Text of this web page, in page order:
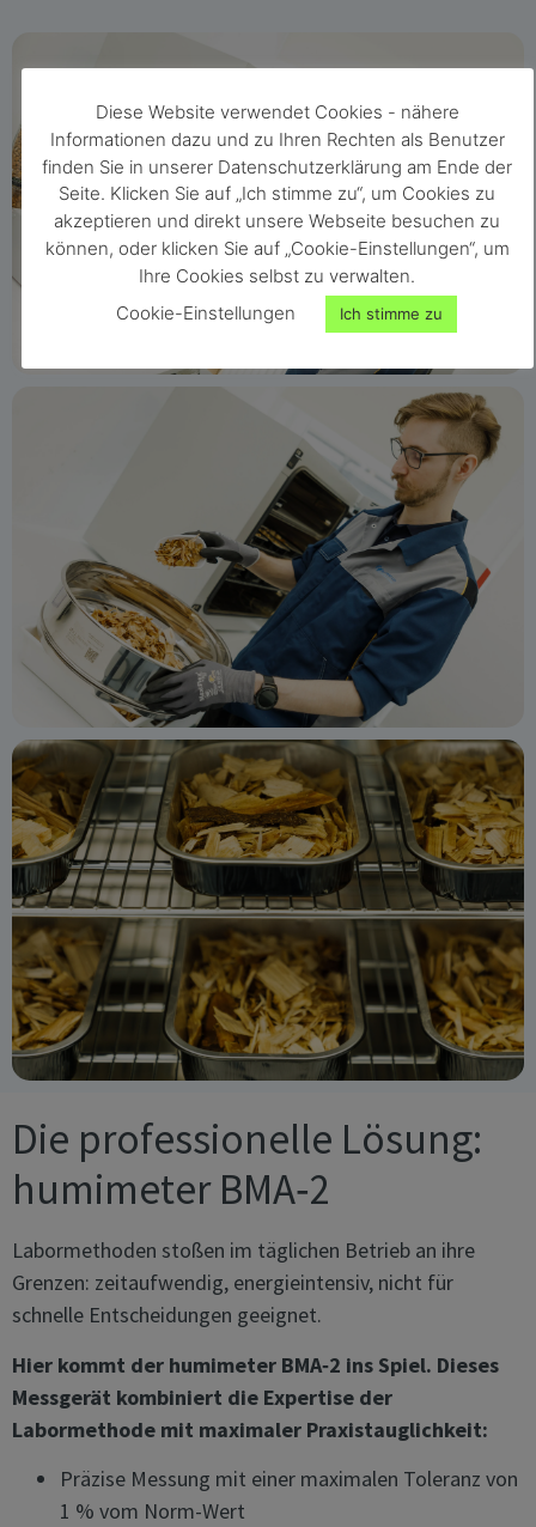
Die professionelle Lösung:
humimeter BMA‑2
Labormethoden stoßen im täglichen Betrieb an ihre
Grenzen: zeitaufwendig, energieintensiv, nicht für
schnelle Entscheidungen geeignet.
Hier kommt der humimeter BMA‑2 ins Spiel. Dieses
Messgerät kombiniert die Expertise der
Labormethode mit maximaler Praxistauglichkeit:
Präzise Messung mit einer maximalen Toleranz von
1 % vom Norm-Wert
Diese Website verwendet Cookies - nähere
Informationen dazu und zu Ihren Rechten als Benutzer
finden Sie in unserer Datenschutzerklärung am Ende der
Seite. Klicken Sie auf „Ich stimme zu“, um Cookies zu
akzeptieren und direkt unsere Webseite besuchen zu
können, oder klicken Sie auf „Cookie-Einstellungen“, um
Ihre Cookies selbst zu verwalten.
Cookie-Einstellungen
Ich stimme zu